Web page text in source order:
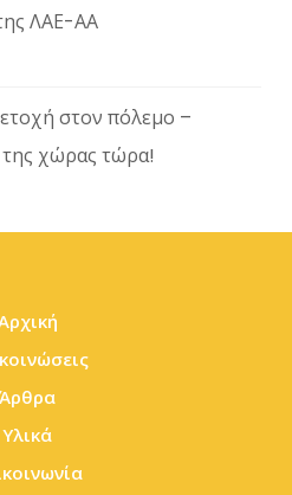
ΛΑΕ-ΑΑ
στον πόλεμο –
χώρας τώρα!
Άρθρα
Υλικά